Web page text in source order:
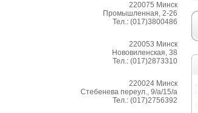
220075 Минск
Промышленная, 2-26
Тел.: (017)3800486
220053 Минск
Нововиленская, 38
Тел.: (017)2873310
220024 Минск
Стебенева переул., 9/а/15/а
Тел.: (017)2756392